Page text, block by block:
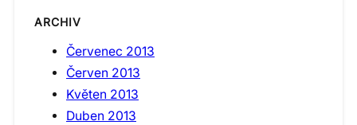
ARCHIV
Červenec 2013
Červen 2013
Květen 2013
Duben 2013